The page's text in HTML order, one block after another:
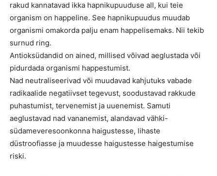
rakud kannatavad ikka hapnikupuuduse all, kui teie
organism on happeline. See hapnikupuudus muudab
organismi omakorda palju enam happelisemaks. Nii tekib
surnud ring.
Antioksüdandid on ained, millised võivad aeglustada või
pidurdada organismi happestumist.
Nad neutraliseerivad või muudavad kahjutuks vabade
radikaalide negatiivset tegevust, soodustavad rakkude
puhastumist, tervenemist ja uuenemist. Samuti
aeglustavad nad vananemist, alandavad vähki-
südameveresoonkonna haigustesse, lihaste
düstroofiasse ja muudesse haigustesse haigestumise
riski.